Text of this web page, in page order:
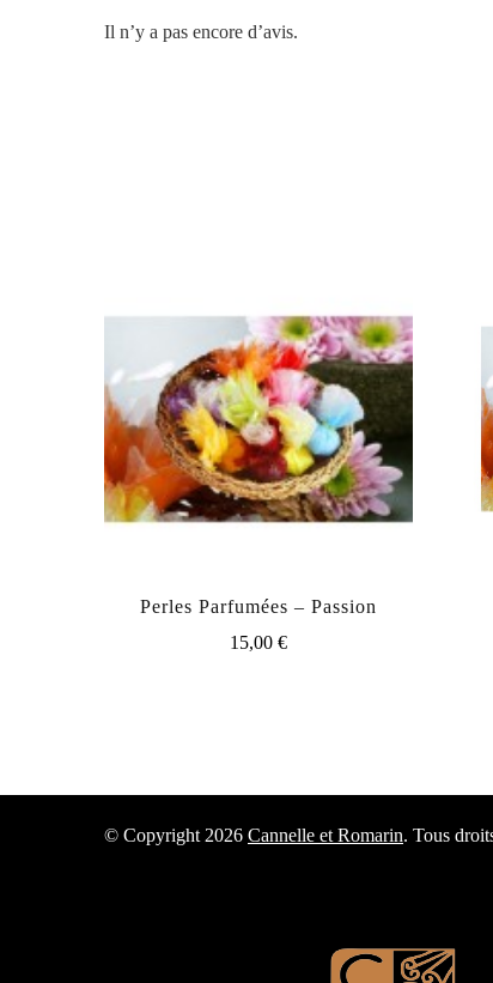
Il n’y a pas encore d’avis.
Perles Parfumées – Passion
15,00 €
© Copyright 2026 Cannelle et Romarin. Tous